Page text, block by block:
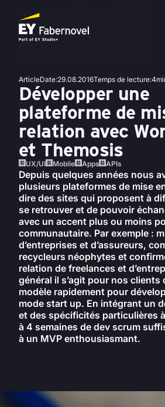
ArticleDate:29.08.2016Temps de lecture:4
Développer une
plateforme de
relation avec
et Themosis
UX/UI Mobile Apps APIs
Depuis quelques années nous
plusieurs plateformes de mise
dire des sites qui proposent à
se retrouver et de pouvoir
avec un accent plus ou moins
communautaire. Par exemple :
d’entreprises et d’assureurs,
recycleurs néophytes et
relation de freelances et
général il s’agit pour nos clients
modèle rapidement pour
mode start up. En intégrant un
et des spécificités particulières
à 4 semaines de dev scrum
à un MVP enthousiasmant.